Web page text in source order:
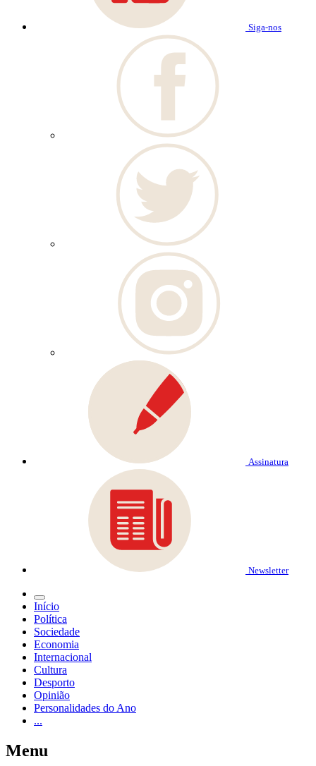
Siga-nos
Assinatura
Newsletter
Início
Política
Sociedade
Economia
Internacional
Cultura
Desporto
Opinião
Personalidades do Ano
...
Menu